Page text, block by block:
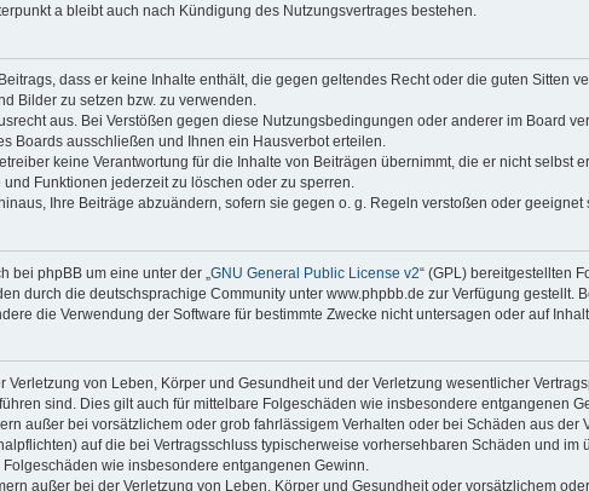
a bleibt auch nach Kündigung des Nutzungsvertrages bestehen.
dass er keine Inhalte enthält, die gegen geltendes Recht oder die guten Sitten
Bilder zu setzen bzw. zu verwenden.
aus. Bei Verstößen gegen diese Nutzungsbedingungen oder anderer im Board
Boards ausschließen und Ihnen ein Hausverbot erteilen.
keine Verantwortung für die Inhalte von Beiträgen übernimmt, die er nicht selbst
und Funktionen jederzeit zu löschen oder zu sperren.
Ihre Beiträge abzuändern, sofern sie gegen o. g. Regeln verstoßen oder
bei phpBB um eine unter der „ GNU General Public License v2“ (GPL) bereitgestellten
durch die deutschsprachige Community unter www.phpbb.de zur Verfügung gestellt.
die Verwendung der Software für bestimmte Zwecke nicht untersagen oder auf
Verletzung von Leben, Körper und Gesundheit und der Verletzung wesentlicher
sind. Dies gilt auch für mittelbare Folgeschäden wie insbesondere entgangenen
außer bei vorsätzlichem oder grob fahrlässigem Verhalten oder bei Schäden aus
auf die bei Vertragsschluss typischerweise vorhersehbaren Schäden und
wie insbesondere entgangenen Gewinn.
außer bei der Verletzung von Leben, Körper und Gesundheit oder vorsätzlichem